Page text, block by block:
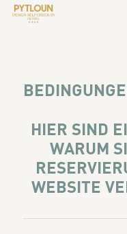
HIER SIND
WARUM
WEBSITE